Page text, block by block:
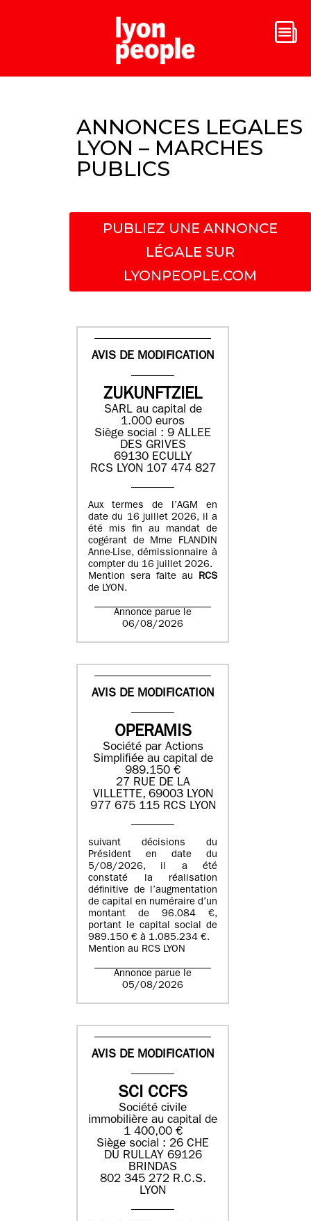
ANNONCES LEGALES
LYON – MARCHES
PUBLICS
PUBLIEZ UNE ANNONCE
LÉGALE SUR
LYONPEOPLE.COM
AVIS DE MODIFICATION
ZUKUNFTZIEL
SARL au capital de
1.000 euros
Siège social : 9 ALLEE
DES GRIVES
69130 ECULLY
RCS LYON 107 474 827
Aux termes de l’AGM en
date du 16 juillet 2026, il a
été mis fin au mandat de
cogérant de Mme FLANDIN
Anne-Lise, démissionnaire à
compter du 16 juillet 2026.
Mention sera faite au RCS
de LYON.
Annonce parue le
06/08/2026
AVIS DE MODIFICATION
OPERAMIS
Société par Actions
Simplifiée au capital de
989.150 €
27 RUE DE LA
VILLETTE, 69003 LYON
977 675 115 RCS LYON
suivant décisions du
Président en date du
5/08/2026, il a été
constaté la réalisation
définitive de l’augmentation
de capital en numéraire d’un
montant de 96.084 €,
portant le capital social de
989.150 € à 1.085.234 €.
Mention au RCS LYON
Annonce parue le
05/08/2026
AVIS DE MODIFICATION
SCI CCFS
Société civile
immobilière au capital de
1 400,00 €
Siège social : 26 CHE
DU RULLAY 69126
BRINDAS
802 345 272 R.C.S.
LYON